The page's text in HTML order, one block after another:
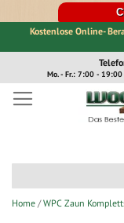
Kostenlose Online-
Inhalt
Mo. - Fr.: 7:00 -
Home WPC Zaun